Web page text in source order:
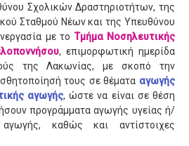
Σχολικών Δραστηριοτήτων, της
Σταθμού Νέων και της Υπευθύνου
με το Τμήμα Νοσηλευτικής
, επιμορφωτική ημερίδα
της Λακωνίας, με σκοπό την
τους σε θέματα αγωγής
αγωγής, ώστε να είναι σε θέση
προγράμματα αγωγής υγείας ή/
αγωγής, καθώς και αντίστοιχες